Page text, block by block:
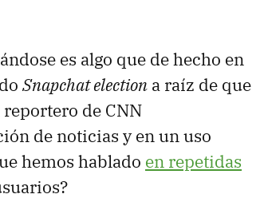
es algo que de hecho en
Snapchat election a raíz de que
de CNN
de noticias y en un uso
hemos hablado en repetidas